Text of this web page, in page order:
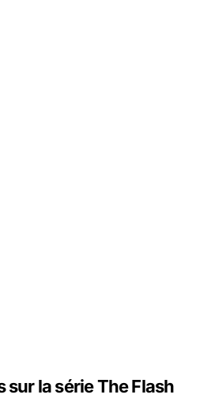
la série The Flash